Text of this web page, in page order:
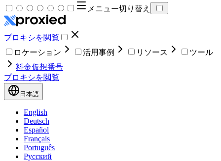
メニュー切り替え
プロキシを閲覧
ロケーション
活用事例 リソース
ツール
料金仮想番号
プロキシを閲覧
日本語
English
Deutsch
Español
Français
Português
Русский